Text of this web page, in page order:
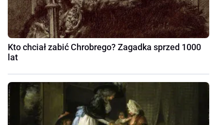
Kto chciał zabić Chrobrego? Zagadka sprzed 1000
lat